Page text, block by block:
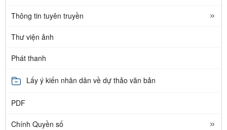
Thông tin tuyên truyền
Thư viện ảnh
Phát thanh
Lấy ý kiến nhân dân về dự thảo văn bản
PDF
Chính Quyền số